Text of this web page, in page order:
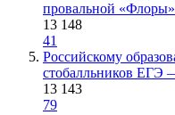
провальной
13 148
41
Российскому
стобалльников ЕГЭ
13 143
79